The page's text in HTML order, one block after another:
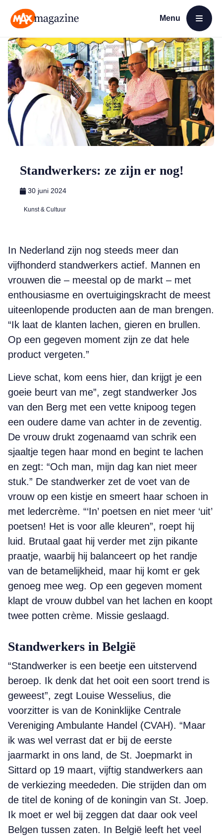
Menu
Open menu
Standwerkers: ze zijn er nog!
30 juni 2024
Kunst & Cultuur
In Nederland zijn nog steeds meer dan
vijfhonderd standwerkers actief. Mannen en
vrouwen die – meestal op de markt – met
enthousiasme en overtuigingskracht de meest
uiteenlopende producten aan de man brengen.
“Ik laat de klanten lachen, gieren en brullen.
Op een gegeven moment zijn ze dat hele
product vergeten.”
Lieve schat, kom eens hier, dan krijgt je een
goeie beurt van me”, zegt standwerker Jos
van den Berg met een vette knipoog tegen
een oudere dame van achter in de zeventig.
De vrouw drukt zogenaamd van schrik een
sjaaltje tegen haar mond en begint te lachen
en zegt: “Och man, mijn dag kan niet meer
stuk.” De standwerker zet de voet van de
vrouw op een kistje en smeert haar schoen in
met ledercrème. “‘In’ poetsen en niet meer ‘uit’
poetsen! Het is voor alle kleuren”, roept hij
luid. Brutaal gaat hij verder met zijn pikante
praatje, waarbij hij balanceert op het randje
van de betamelijkheid, maar hij komt er gek
genoeg mee weg. Op een gegeven moment
klapt de vrouw dubbel van het lachen en koopt
twee potten crème. Missie geslaagd.
Standwerkers in België
“Standwerker is een beetje een uitstervend
beroep. Ik denk dat het ooit een soort trend is
geweest”, zegt Louise Wesselius, die
voorzitter is van de Koninklijke Centrale
Vereniging Ambulante Handel (CVAH). “Maar
ik was wel verrast dat er bij de eerste
jaarmarkt in ons land, de St. Joepmarkt in
Sittard op 19 maart, vijftig standwerkers aan
de verkiezing meededen. Die strijden dan om
de titel de koning of de koningin van St. Joep.
Ik moet er wel bij zeggen dat daar ook veel
Belgen tussen zaten. In België leeft het veel